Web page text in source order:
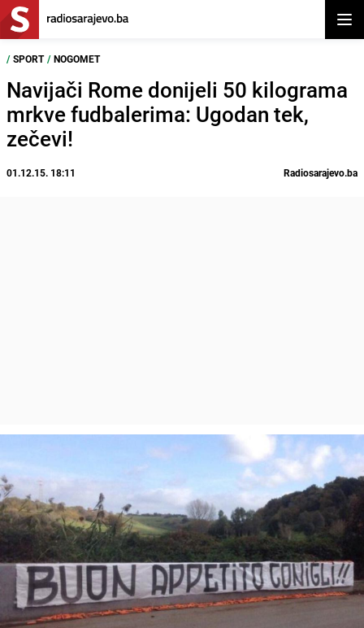
/ SPORT / NOGOMET
Navijači Rome donijeli 50 kilograma
mrkve fudbalerima: Ugodan tek,
zečevi!
01.12.15. 18:11 Radiosarajevo.ba